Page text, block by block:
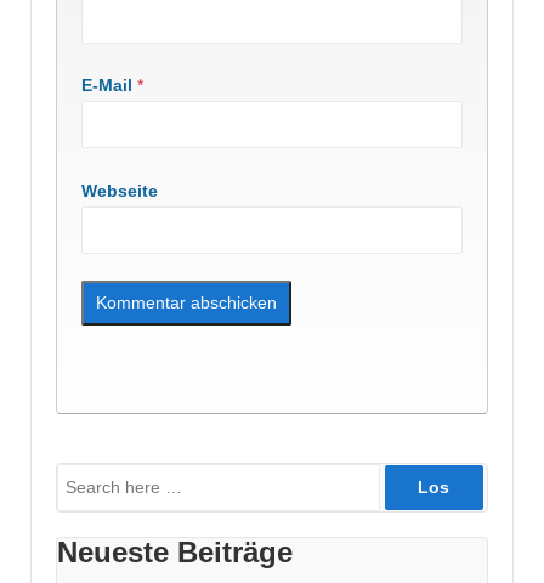
E-Mail *
Webseite
Suche
nach:
Neueste Beiträge